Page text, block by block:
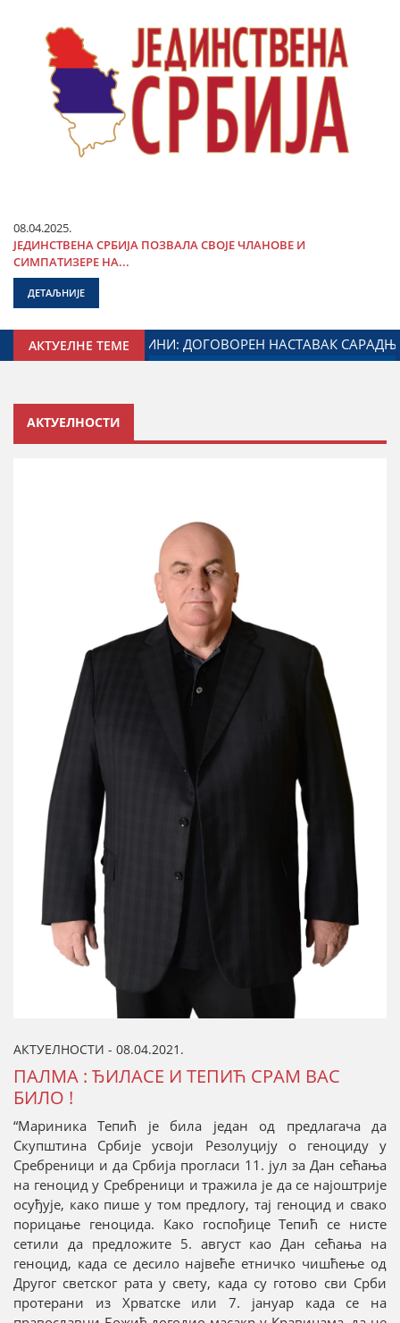
08.04.2025.
ЈЕДИНСТВЕНА СРБИЈА ПОЗВАЛА СВОЈЕ ЧЛАНОВЕ И
СИМПАТИЗЕРЕ НА...
ДЕТАЉНИЈЕ
АКТУЕЛНЕ ТЕМЕ
ЗА ОДНОСЕ СА ДИЈАСПОРОМ ДАЛИБОР
АКТУЕЛНОСТИ
АКТУЕЛНОСТИ - 08.04.2021.
ПАЛМА : ЂИЛАСЕ И ТЕПИЋ СРАМ ВАС
БИЛО !
“Мариника Тепић је била један од предлагача да
Скупштина Србије усвоји Резолуцију о геноциду у
Сребреници и да Србија прогласи 11. јул за Дан сећања
на геноцид у Сребреници и тражила је да се најоштрије
осуђује, како пише у том предлогу, тај геноцид и свако
порицање геноцида. Како госпођице Тепић се нисте
сетили да предложите 5. август као Дан сећања на
геноцид, када се десило највеће етничко чишћење од
Другог светског рата у свету, када су готово сви Срби
протерани из Хрватске или 7. јануар када се на